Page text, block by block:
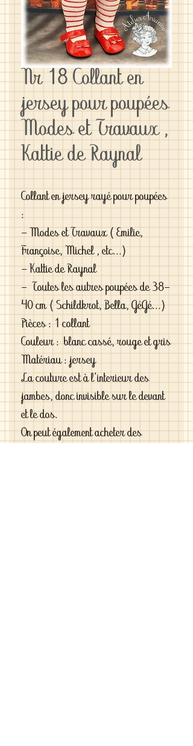
Nr 18 Collant en
jersey pour poupées
Modes et Travaux ,
Kattie de Raynal
Collant en jersey rayé pour poupées
:
- Modes et Travaux ( Emilie,
Françoise, Michel , etc...)
- Kattie de Raynal
- Toutes les autres poupées de 38-
40 cm ( Schildkrot, Bella, GéGé...)
Pièces : 1 collant
Couleur : blanc cassé, rouge et gris
Matériau : jersey
La couture est à l'interieur des
jambes, donc invisible sur le devant
et le dos.
On peut également acheter des